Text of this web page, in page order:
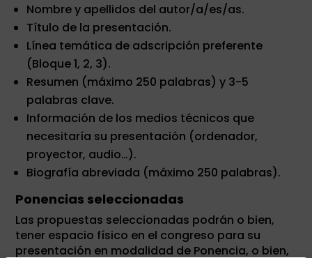
Nombre y apellidos del autor/a/es/as.
Título de la presentación.
Línea temática de adscripción preferente
(Bloque 1, 2, 3).
Resumen (máximo 250 palabras) y 3-5
palabras clave.
Información de los medios técnicos que
necesitaría su presentación (ordenador,
proyector, audio…).
Biografía abreviada (máximo 250 palabras).
Ponencias seleccionadas
Las propuestas seleccionadas podrán o bien,
tener espacio físico en el congreso para su
presentación en modalidad de Ponencia, o bien,